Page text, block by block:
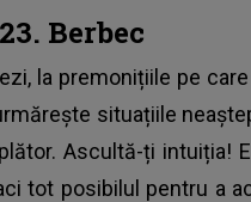
Berbec
la premonițiile pe care
situațiile
Ascultă-ți intuiția!
tot posibilul pentru a